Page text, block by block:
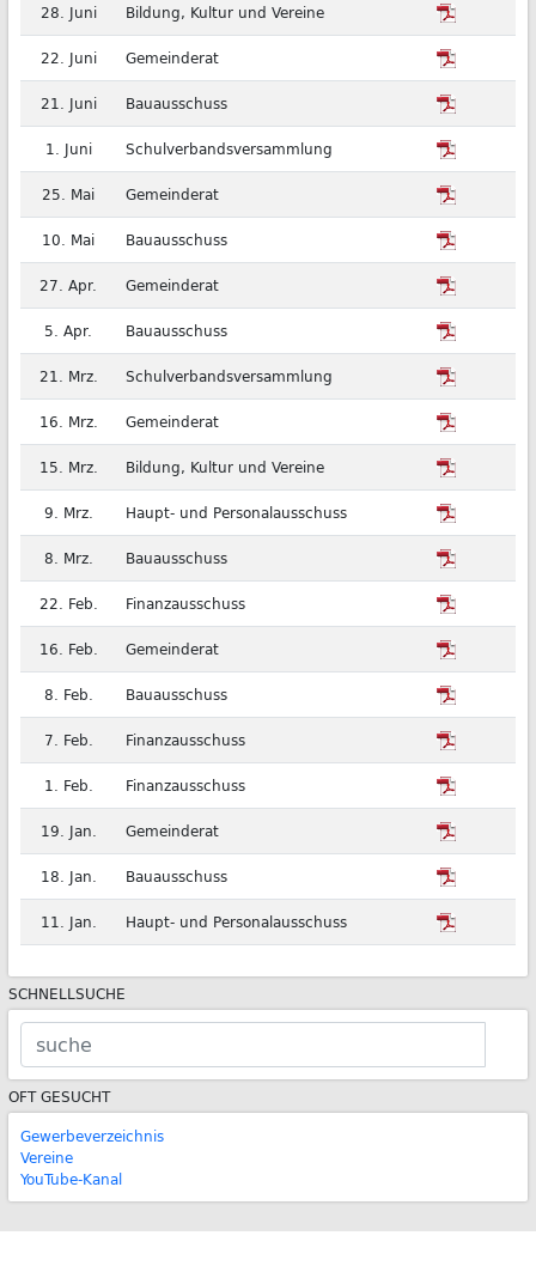
28. Juni Bildung, Kultur und Vereine
22. Juni Gemeinderat
21. Juni Bauausschuss
1. Juni Schulverbandsversammlung
25. Mai Gemeinderat
10. Mai Bauausschuss
27. Apr. Gemeinderat
5. Apr. Bauausschuss
21. Mrz. Schulverbandsversammlung
16. Mrz. Gemeinderat
15. Mrz. Bildung, Kultur und Vereine
9. Mrz. Haupt- und Personalausschuss
8. Mrz. Bauausschuss
22. Feb. Finanzausschuss
16. Feb. Gemeinderat
8. Feb. Bauausschuss
7. Feb. Finanzausschuss
1. Feb. Finanzausschuss
19. Jan. Gemeinderat
18. Jan. Bauausschuss
11. Jan. Haupt- und Personalausschuss
SCHNELLSUCHE
OFT GESUCHT
Gewerbeverzeichnis
Vereine
YouTube-Kanal